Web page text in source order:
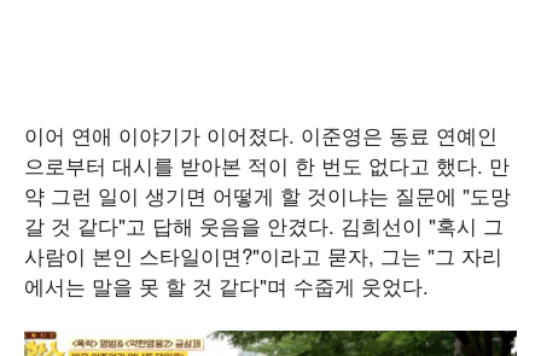
이어 연애 이야기가 이어졌다. 이준영은 동료 연예인
으로부터 대시를 받아본 적이 한 번도 없다고 했다. 만
약 그런 일이 생기면 어떻게 할 것이냐는 질문에 "도망
갈 것 같다"고 답해 웃음을 안겼다. 김희선이 "혹시 그
사람이 본인 스타일이면?"이라고 묻자, 그는 "그 자리
에서는 말을 못 할 것 같다"며 수줍게 웃었다.